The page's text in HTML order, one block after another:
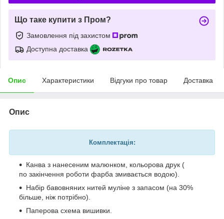
Що таке купити з Пром?
Замовлення під захистом
Доступна доставка
Опис Характеристики Відгуки про товар Доставка
Опис
Комплектація:
Канва з нанесеним малюнком, кольорова друк (
по закінчення роботи фарба змивається водою).
Набір бавовняних нитей муліне з запасом (на 30%
більше, ніж потрібно).
Паперова схема вишивки.